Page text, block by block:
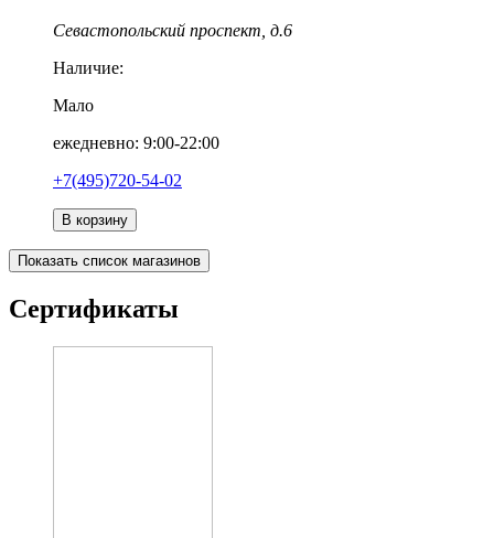
Севастопольский проспект, д.6
Наличие:
Мало
ежедневно: 9:00-22:00
+7(495)720-54-02
В корзину
Показать список магазинов
Сертификаты